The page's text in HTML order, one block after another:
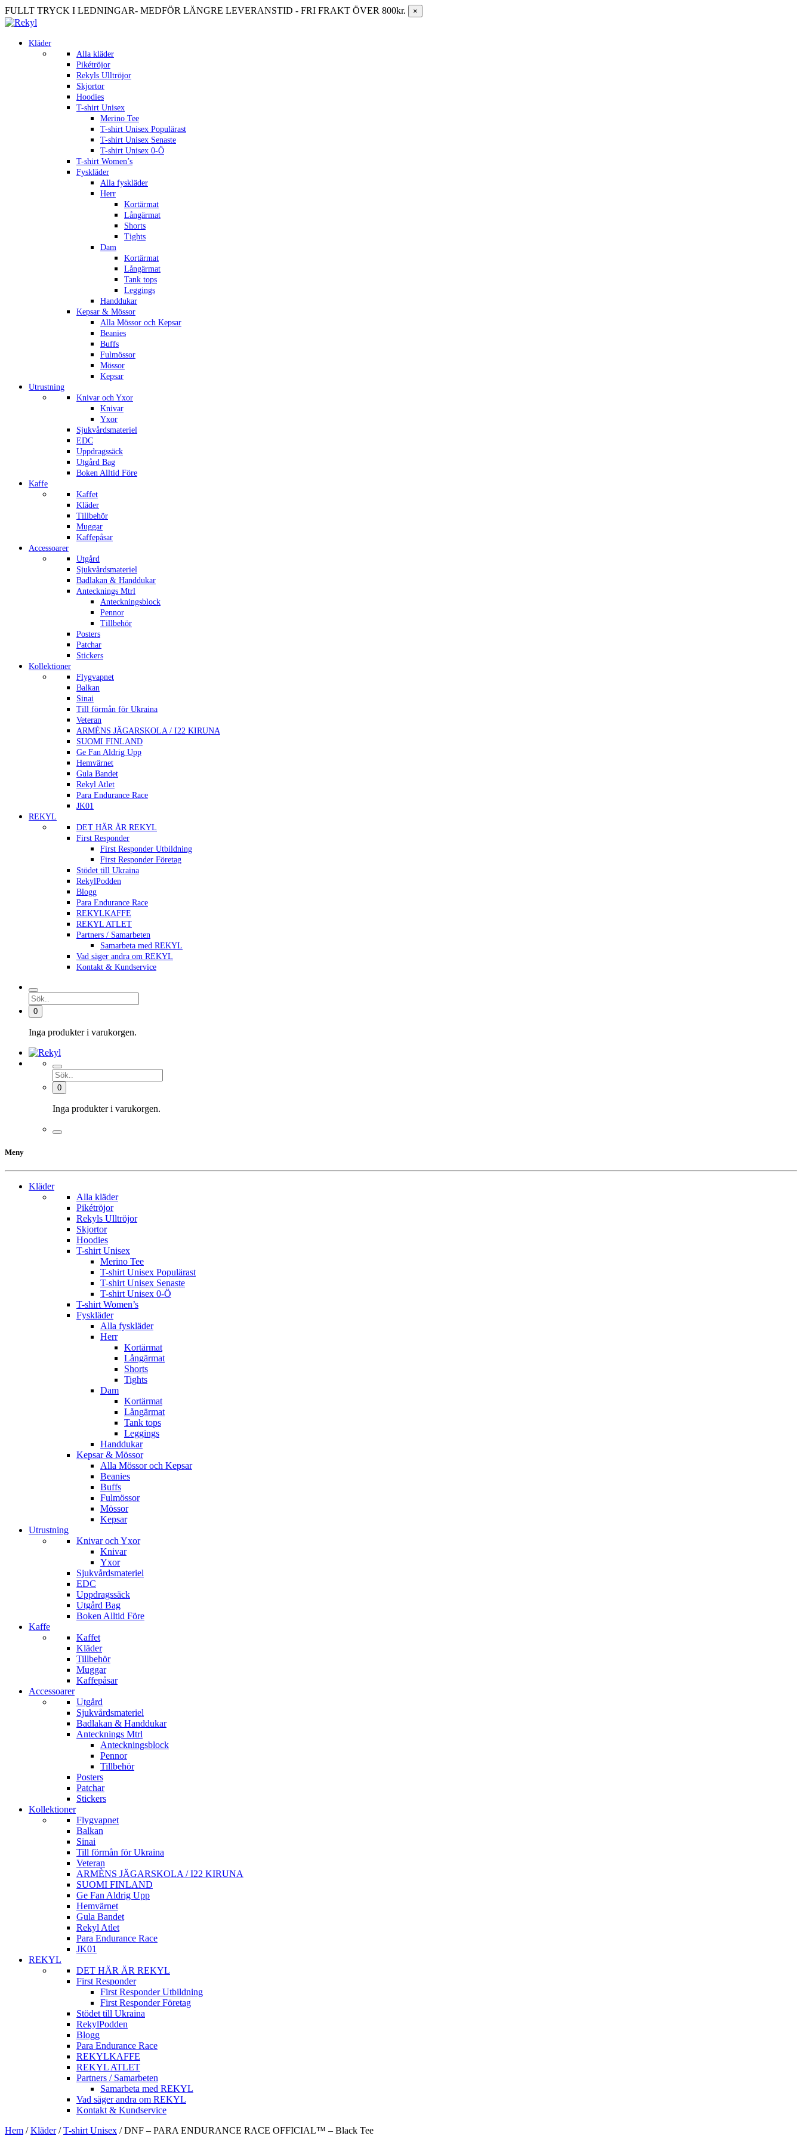
FULLT TRYCK I LEDNINGAR- MEDFÖR LÄNGRE LEVERANSTID - FRI FRAKT ÖVER 800kr. ×
Kläder
Alla kläder
Pikétröjor
Rekyls Ulltröjor
Skjortor
Hoodies
T-shirt Unisex
Merino Tee
T-shirt Unisex Populärast
T-shirt Unisex Senaste
T-shirt Unisex 0-Ö
T-shirt Women’s
Fyskläder
Alla fyskläder
Herr
Kortärmat
Långärmat
Shorts
Tights
Dam
Kortärmat
Långärmat
Tank tops
Leggings
Handdukar
Kepsar & Mössor
Alla Mössor och Kepsar
Beanies
Buffs
Fulmössor
Mössor
Kepsar
Utrustning
Knivar och Yxor
Knivar
Yxor
Sjukvårdsmateriel
EDC
Uppdragssäck
Utgård Bag
Boken Alltid Före
Kaffe
Kaffet
Kläder
Tillbehör
Muggar
Kaffepåsar
Accessoarer
Utgård
Sjukvårdsmateriel
Badlakan & Handdukar
Antecknings Mtrl
Anteckningsblock
Pennor
Tillbehör
Posters
Patchar
Stickers
Kollektioner
Flygvapnet
Balkan
Sinai
Till förmån för Ukraina
Veteran
ARMÈNS JÄGARSKOLA / I22 KIRUNA
SUOMI FINLAND
Ge Fan Aldrig Upp
Hemvärnet
Gula Bandet
Rekyl Atlet
Para Endurance Race
JK01
REKYL
DET HÄR ÄR REKYL
First Responder
First Responder Utbildning
First Responder Företag
Stödet till Ukraina
RekylPodden
Blogg
Para Endurance Race
REKYLKAFFE
REKYL ATLET
Partners / Samarbeten
Samarbeta med REKYL
Vad säger andra om REKYL
Kontakt & Kundservice
0
Inga produkter i varukorgen.
0
Inga produkter i varukorgen.
Meny
Kläder
Alla kläder
Pikétröjor
Rekyls Ulltröjor
Skjortor
Hoodies
T-shirt Unisex
Merino Tee
T-shirt Unisex Populärast
T-shirt Unisex Senaste
T-shirt Unisex 0-Ö
T-shirt Women’s
Fyskläder
Alla fyskläder
Herr
Kortärmat
Långärmat
Shorts
Tights
Dam
Kortärmat
Långärmat
Tank tops
Leggings
Handdukar
Kepsar & Mössor
Alla Mössor och Kepsar
Beanies
Buffs
Fulmössor
Mössor
Kepsar
Utrustning
Knivar och Yxor
Knivar
Yxor
Sjukvårdsmateriel
EDC
Uppdragssäck
Utgård Bag
Boken Alltid Före
Kaffe
Kaffet
Kläder
Tillbehör
Muggar
Kaffepåsar
Accessoarer
Utgård
Sjukvårdsmateriel
Badlakan & Handdukar
Antecknings Mtrl
Anteckningsblock
Pennor
Tillbehör
Posters
Patchar
Stickers
Kollektioner
Flygvapnet
Balkan
Sinai
Till förmån för Ukraina
Veteran
ARMÈNS JÄGARSKOLA / I22 KIRUNA
SUOMI FINLAND
Ge Fan Aldrig Upp
Hemvärnet
Gula Bandet
Rekyl Atlet
Para Endurance Race
JK01
REKYL
DET HÄR ÄR REKYL
First Responder
First Responder Utbildning
First Responder Företag
Stödet till Ukraina
RekylPodden
Blogg
Para Endurance Race
REKYLKAFFE
REKYL ATLET
Partners / Samarbeten
Samarbeta med REKYL
Vad säger andra om REKYL
Kontakt & Kundservice
Hem / Kläder / T-shirt Unisex /DNF – PARA ENDURANCE RACE OFFICIAL™ – Black Tee